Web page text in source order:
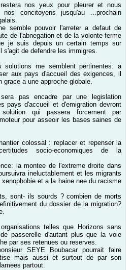
nos yeux pour pleurer et nous
concitoyens jusqu'au ...prochain
semble pouvoir l'arreter a defaut de
de l'abnegation et de la volonte ferme
je suis depuis un certain temps sur
s'agit de defendre les immigres.
me semblent pertinentes: a
aux pays d'accueil des exigences, il
grace a une approche globale.
pas encadre par une legislation
pays d'accueil et d'emigration devront
qui passera forcement par
pour asseoir les bases saines de
colossal : replacer et repenser la
socio-economiques de la
la montee de l'extreme droite dans
ineluctablement et les migrants
et a la haine nee du racisme
sont- ils sourds ? combien de morts
du dossier de la migration?
telles que Horizons sans
passerelle d'autant plus que la voie
par ses retenues ou reserves.
SEYE Boubacar pourrait faire
mais aussi et surtout de par son
partout.